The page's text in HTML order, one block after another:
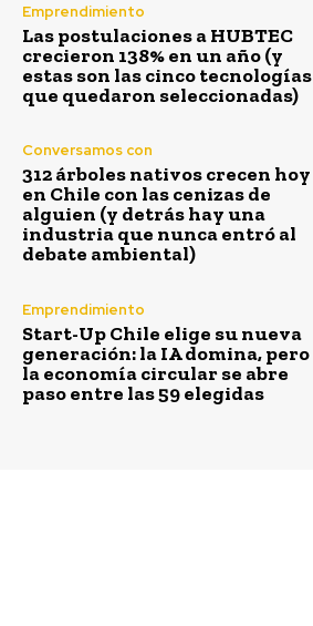
Emprendimiento
Las postulaciones a HUBTEC
crecieron 138% en un año (y
estas son las cinco tecnologías
que quedaron seleccionadas)
Conversamos con
312 árboles nativos crecen hoy
en Chile con las cenizas de
alguien (y detrás hay una
industria que nunca entró al
debate ambiental)
Emprendimiento
Start-Up Chile elige su nueva
generación: la IA domina, pero
la economía circular se abre
paso entre las 59 elegidas